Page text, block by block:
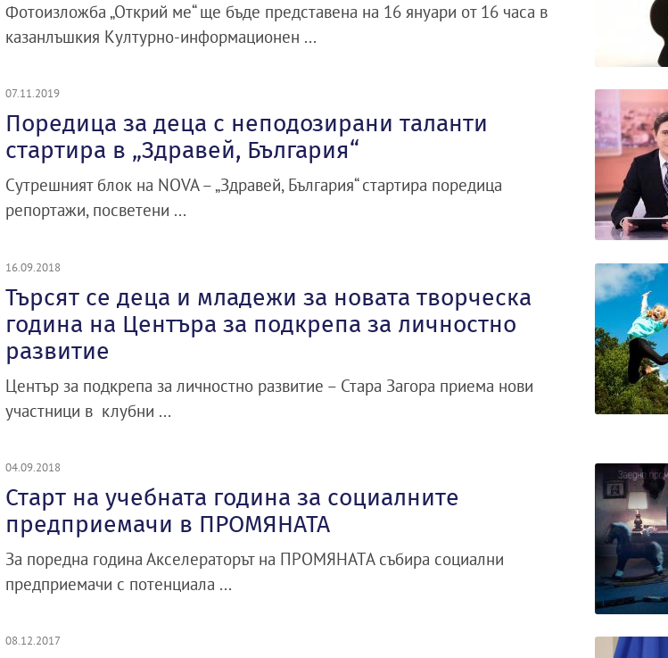
Фотоизложба „Открий ме“ ще бъде представена на 16 януари от 16 часа в
казанлъшкия Културно-информационен ...
07.11.2019
Поредица за деца с неподозирани таланти
стартира в „Здравей, България“
Сутрешният блок на NOVA – „Здравей, България“ стартира поредица
репортажи, посветени ...
16.09.2018
Търсят се деца и младежи за новата творческа
година на Центъра за подкрепа за личностно
развитие
Център за подкрепа за личностно развитие – Стара Загора приема нови
участници в клубни ...
04.09.2018
Старт на учебната година за социалните
предприемачи в ПРОМЯНАТА
За поредна година Акселераторът на ПРОМЯНАТА събира социални
предприемачи с потенциала ...
08.12.2017